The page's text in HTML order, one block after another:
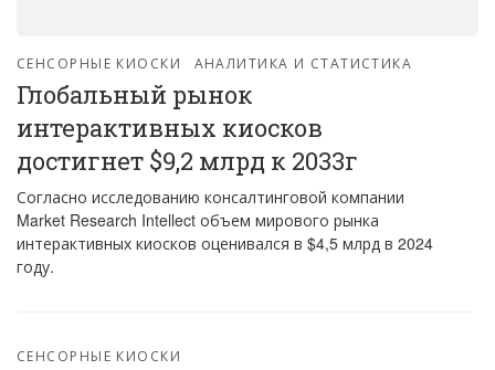
СЕНСОРНЫЕ КИОСКИ АНАЛИТИКА И СТАТИСТИКА
Глобальный рынок
интерактивных киосков
достигнет $9,2 млрд к 2033г
Согласно исследованию консалтинговой компании
Market Research Intellect объем мирового рынка
интерактивных киосков оценивался в $4,5 млрд в 2024
году.
СЕНСОРНЫЕ КИОСКИ